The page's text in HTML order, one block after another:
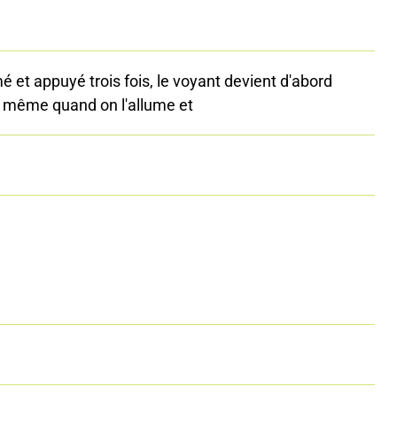
et appuyé trois fois, le voyant devient d'abord
quand on l'allume et